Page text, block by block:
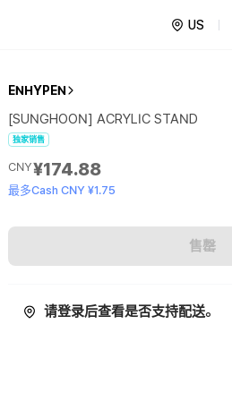
US
ENHYPEN
[SUNGHOON] ACRYLIC STAND
独家销售
CNY¥174.88
最多Cash CNY ¥1.75
售罄
请登录后查看是否支持配送。